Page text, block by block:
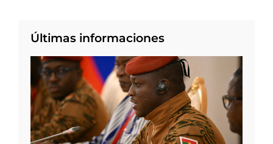
Últimas informaciones